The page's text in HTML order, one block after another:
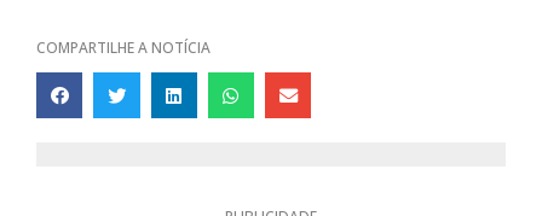
COMPARTILHE A NOTÍCIA